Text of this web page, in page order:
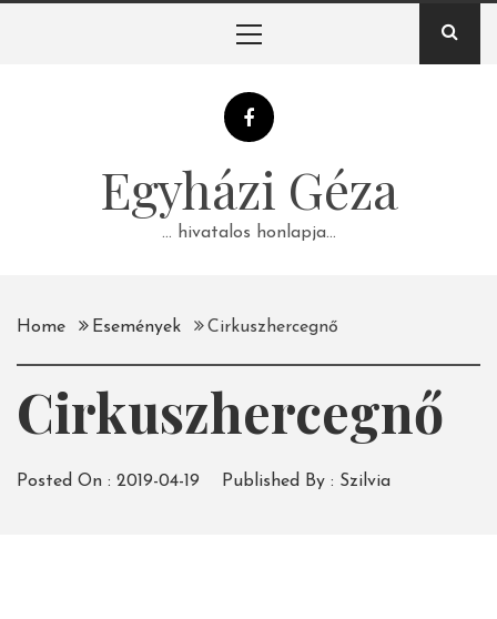
Egyházi Géza
… hivatalos honlapja…
Home Események Cirkuszhercegnő
Cirkuszhercegnő
Posted On : 2019-04-19 Published By : Szilvia